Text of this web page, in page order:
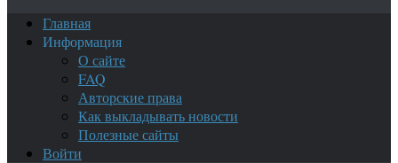
Главная
Информация
О сайте
FAQ
Авторские права
Как выкладывать новости
Полезные сайты
Войти